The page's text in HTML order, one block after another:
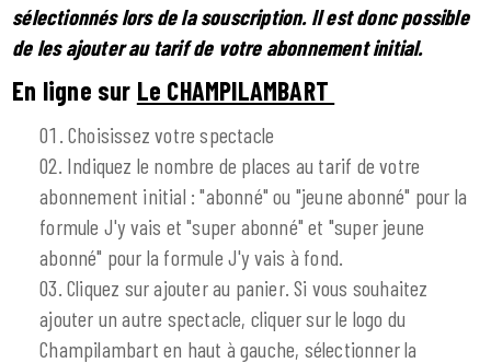
sélectionnés lors de la souscription. Il est donc possible
de les ajouter au tarif de votre abonnement initial.
En ligne sur Le CHAMPILAMBART
Choisissez votre spectacle
Indiquez le nombre de places au tarif de votre
abonnement initial : "abonné" ou "jeune abonné" pour la
formule J'y vais et "super abonné" et "super jeune
abonné" pour la formule J'y vais à fond.
Cliquez sur ajouter au panier. Si vous souhaitez
ajouter un autre spectacle, cliquer sur le logo du
Champilambart en haut à gauche, sélectionner la